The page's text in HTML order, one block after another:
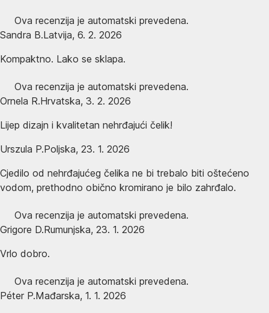
Ova recenzija je automatski prevedena.
Sandra B.Latvija, 6. 2. 2026
Kompaktno. Lako se sklapa.
Ova recenzija je automatski prevedena.
Ornela R.Hrvatska, 3. 2. 2026
Lijep dizajn i kvalitetan nehrđajući čelik!
Urszula P.Poljska, 23. 1. 2026
Cjedilo od nehrđajućeg čelika ne bi trebalo biti oštećeno
vodom, prethodno obično kromirano je bilo zahrđalo.
Ova recenzija je automatski prevedena.
Grigore D.Rumunjska, 23. 1. 2026
Vrlo dobro.
Ova recenzija je automatski prevedena.
Péter P.Mađarska, 1. 1. 2026